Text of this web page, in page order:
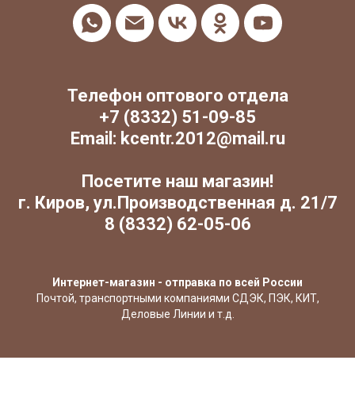
Телефон оптового отдела
+7 (8332) 51-09-85
Email: kcentr.2012@mail.ru
Посетите наш магазин!
г. Киров, ул.Производственная д. 21/7
8 (8332) 62-05-06
Интернет-магазин - отправка по всей России
Почтой, транспортными компаниями СДЭК, ПЭК, КИТ,
Деловые Линии и т.д.